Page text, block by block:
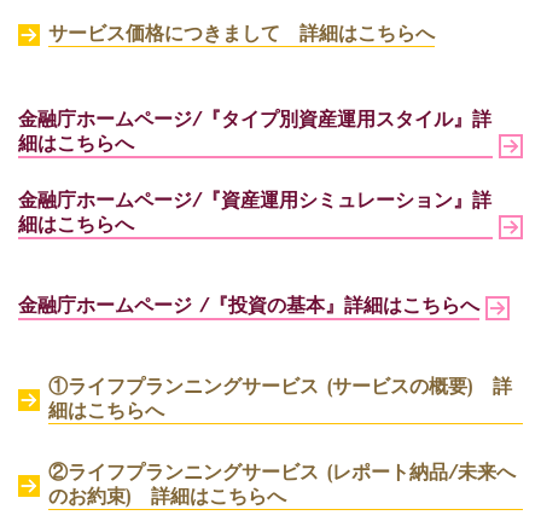
サービス価格につきまして 詳細はこちらへ
金融庁ホームページ/『タイプ別資産運用スタイル』詳
細はこちらへ
金融庁ホームページ/『資産運用シミュレーション』詳
細はこちらへ
金融庁ホームページ /『投資の基本』 詳細はこちらへ
①ライフプランニングサービス (サービスの概要) 詳
細はこちらへ
②ライフプランニングサービス (レポート納品/未来へ
のお約束) 詳細はこちらへ